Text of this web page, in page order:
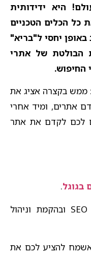
היא ידידותית
כל הכלים הטכניים
יחסי ל"בריא"
הבולטת של אתרי
החיפוש.
ממש בקצרה אציג את
אתרים, ומיד אחרי
לכם לקדם את אתר
בגוגל.
אני עוסק בקידום אתרים אורגני SEO ובהקמת וניהול
להציע לכם את